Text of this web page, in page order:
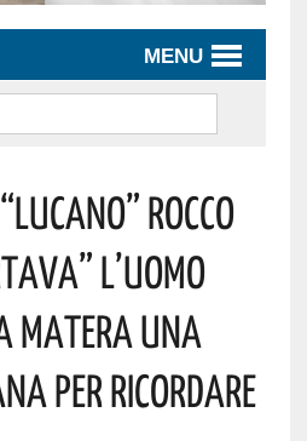
MENU
Rocco
L’uomo
Matera Una
Per Ricordare